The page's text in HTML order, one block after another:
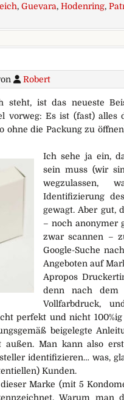
, Guevara, Hodenring,
wirklich.
Robert
ist das neueste
vorweg: Es ist (fast)
ohne die Packung zu
Ich sehe ja ein,
sein muss (wir
wegzulassen,
Identifizierung
gewagt. Aber gut,
– noch anonymer
zwar scannen –
Google-Suche
Angeboten auf
Apropos
denn nach dem
Vollfarbdruck,
perfekt und nicht
beigelegte
Man kann also
identifizieren… was,
Kunden.
Marke (mit 5
Warum man